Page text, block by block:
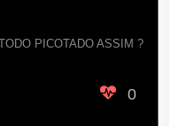
PICOTADO ASSIM ?
0